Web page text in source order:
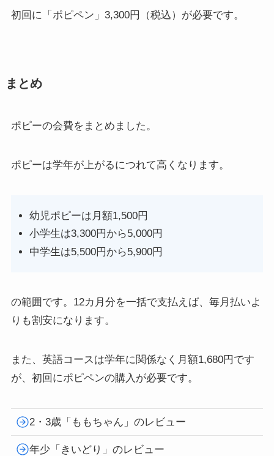
初回に「ポピペン」3,300円（税込）が必要です。
まとめ
ポピーの会費をまとめました。
ポピーは学年が上がるにつれて高くなります。
幼児ポピーは月額1,500円
小学生は3,300円から5,000円
中学生は5,500円から5,900円
の範囲です。12カ月分を一括で支払えば、毎月払いよ
りも割安になります。
また、英語コースは学年に関係なく月額1,680円です
が、初回にポピペンの購入が必要です。
2・3歳「ももちゃん」のレビュー
年少「きいどり」のレビュー